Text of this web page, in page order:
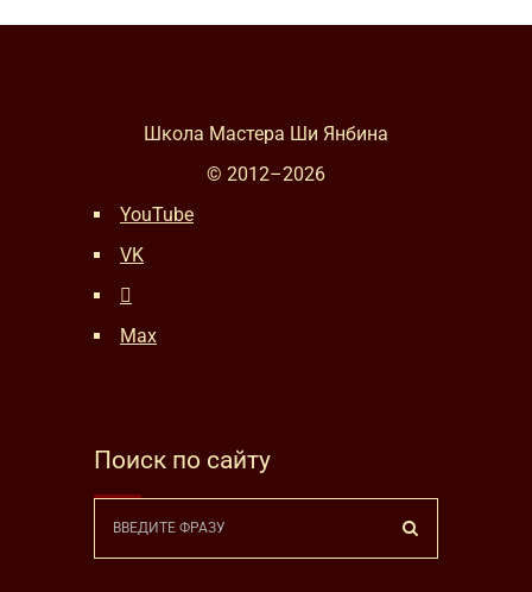
Школа Мастера Ши Янбина
© 2012–2026
YouTube
VK
Max
Поиск по сайту